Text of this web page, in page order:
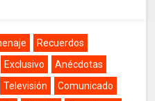
Recuerdos
Exclusivo
Anécdotas
Televisión
Comunicado